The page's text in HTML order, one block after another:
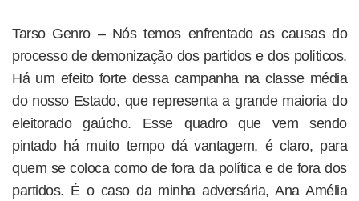
Tarso Genro – Nós temos enfrentado as causas do
processo de demonização dos partidos e dos políticos.
Há um efeito forte dessa campanha na classe média
do nosso Estado, que representa a grande maioria do
eleitorado gaúcho. Esse quadro que vem sendo
pintado há muito tempo dá vantagem, é claro, para
quem se coloca como de fora da política e de fora dos
partidos. É o caso da minha adversária, Ana Amélia